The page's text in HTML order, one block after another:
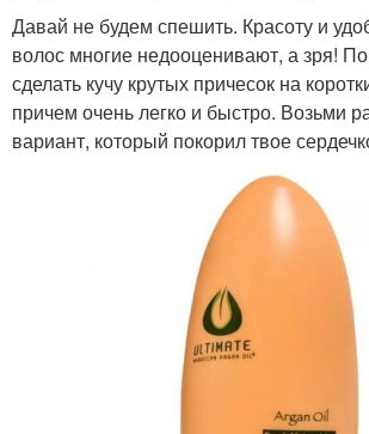
Давай не будем спешить. Красоту и
волос многие недооценивают, а зря!
сделать кучу крутых причесок на
причем очень легко и быстро. Возьми
вариант, который покорил твое